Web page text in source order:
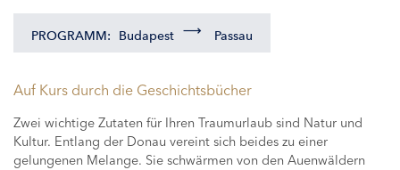
PROGRAMM: Budapest Passau
Auf Kurs durch die Geschichtsbücher
Zwei wichtige Zutaten für Ihren Traumurlaub sind Natur und
Kultur. Entlang der Donau vereint sich beides zu einer
gelungenen Melange. Sie schwärmen von den Auenwäldern